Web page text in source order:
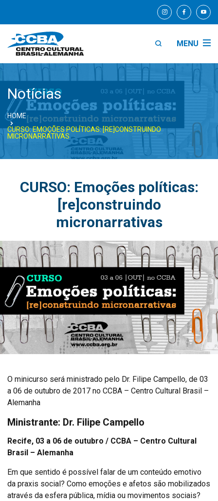
MENU
Notícias
HOME
CURSO: EMOÇÕES POLÍTICAS: [RE]CONSTRUINDO
MICRONARRATIVAS
CURSO: Emoções políticas:
[re]construindo
micronarrativas
O minicurso será ministrado pelo Dr. Filipe Campello, de 03
a 06 de outubro de 2017 no CCBA – Centro Cultural Brasil –
Alemanha
Ministrante: Dr. Filipe Campello
Recife, 03 a 06 de outubro / CCBA – Centro Cultural
Brasil – Alemanha
Em que sentido é possível falar de um conteúdo emotivo
da praxis social? Como emoções e afetos são mobilizados
através da esfera pública, mídia ou movimentos sociais?